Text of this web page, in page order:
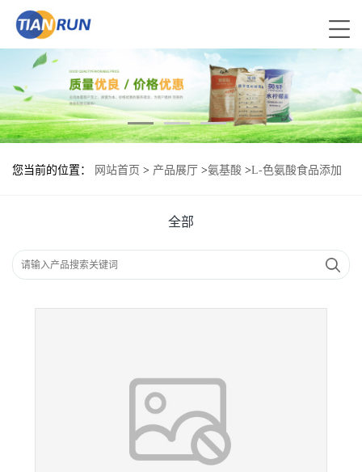
您当前的位置： 网站首页 > 产品展厅 >氨基酸 >L-色氨酸食品添加
全部